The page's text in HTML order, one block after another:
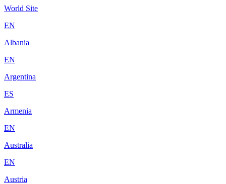
World Site
EN
Albania
EN
Argentina
ES
Armenia
EN
Australia
EN
Austria